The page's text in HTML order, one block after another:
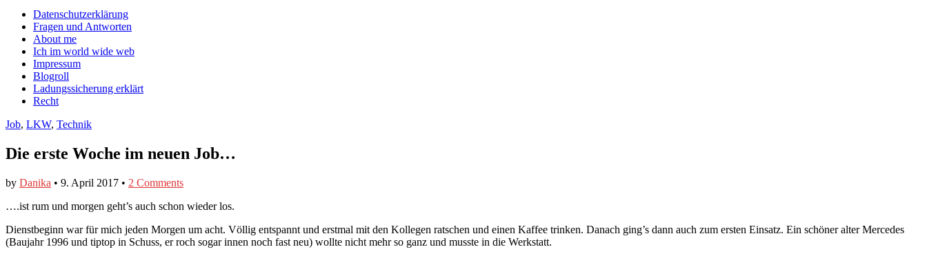
Facebook
anzeigen
Twitter
anzeigen
auf
Instagram
anzeigen
Main
menu
Skip
content
Datenschutzerklärung
Fragen und Antworten
About me
Ich im world wide web
Impressum
Blogroll
Ladungssicherung erklärt
Recht
Job, LKW, Technik
Die erste Woche im neuen Job…
by Danika • 9. April 2017 • 2 Comments
….ist rum und morgen geht’s auch schon wieder los.
Dienstbeginn war für mich jeden Morgen um acht. Völlig entspannt und erstmal mit den Kollegen ratschen und einen Kaffee trinken. Danach ging’s dann auch zum ersten Einsatz. Ein schöner alter Mercedes
(Baujahr 1996 und tiptop in Schuss, er roch sogar innen noch fast neu) wollte nicht mehr so ganz und musste in die Werkstatt.